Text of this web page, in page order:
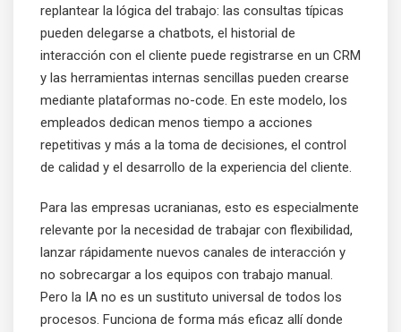
replantear la lógica del trabajo: las consultas típicas
pueden delegarse a chatbots, el historial de
interacción con el cliente puede registrarse en un CRM
y las herramientas internas sencillas pueden crearse
mediante plataformas no-code. En este modelo, los
empleados dedican menos tiempo a acciones
repetitivas y más a la toma de decisiones, el control
de calidad y el desarrollo de la experiencia del cliente.
Para las empresas ucranianas, esto es especialmente
relevante por la necesidad de trabajar con flexibilidad,
lanzar rápidamente nuevos canales de interacción y
no sobrecargar a los equipos con trabajo manual.
Pero la IA no es un sustituto universal de todos los
procesos. Funciona de forma más eficaz allí donde